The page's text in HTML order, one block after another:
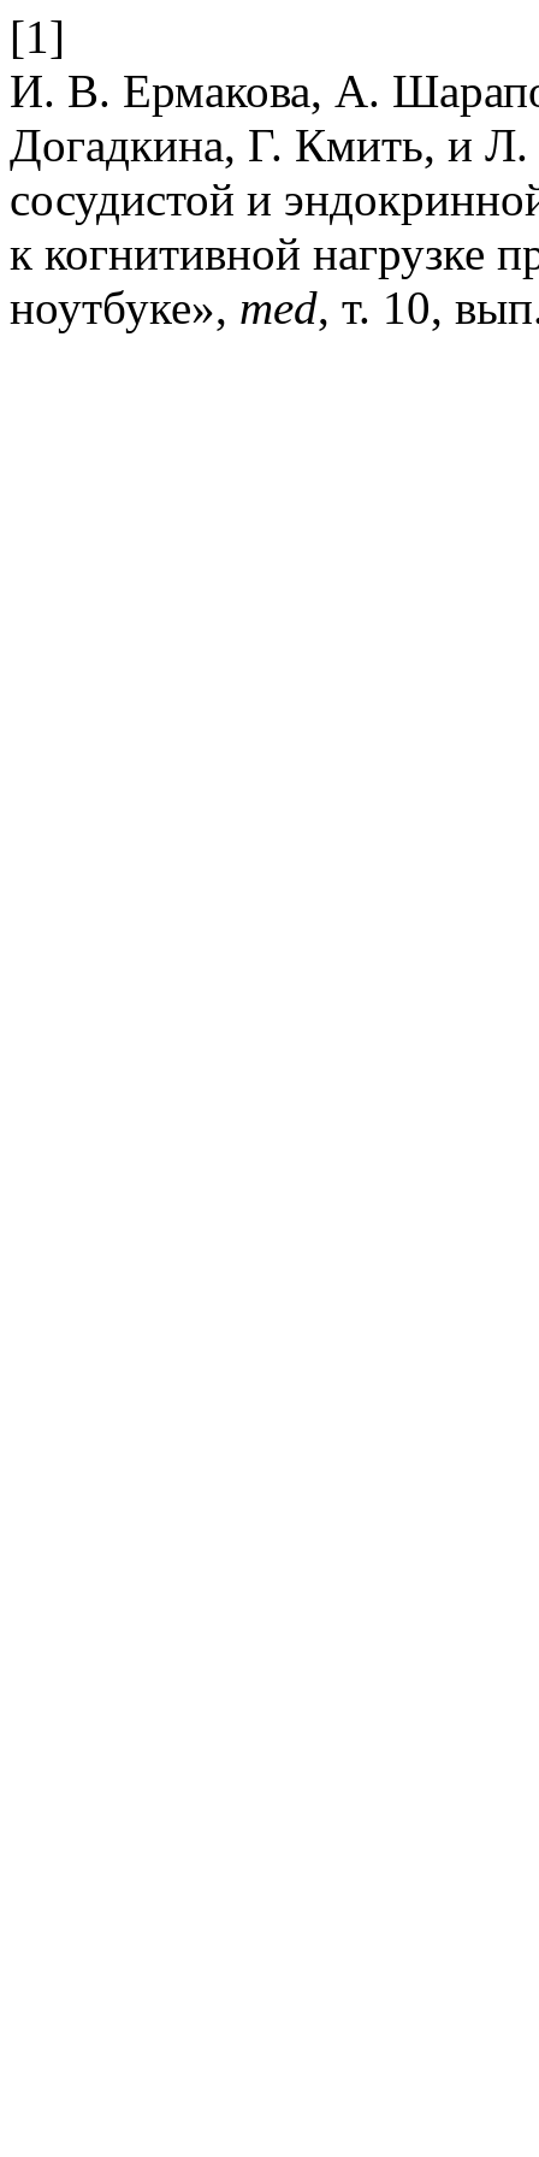
[1]
И. В. Ермакова, А.
Догадкина, Г. Кмить, и Л.
сосудистой и
к когнитивной нагрузке
ноутбуке», med, т. 10,